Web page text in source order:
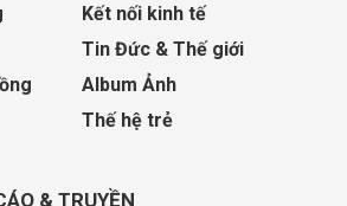
Kết nối kinh tế
Tin Đức & Thế giới
Album Ảnh
Thế hệ trẻ
& TRUYỀN